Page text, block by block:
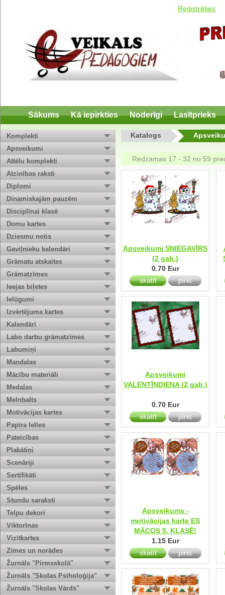
Reģistrēties
Sākums Kā iepirkties Noderīgi Lasītprieks
Komplekti
Apsveikumi
Attēlu komplekti
Atzinības raksti
Diplomi
Dinamiskajām pauzēm
Disciplīnai klasē
Domu kartes
Dziesmu notis
Gaviļnieku kalendāri
Grāmatu atskaites
Grāmatzīmes
Ieejas biļetes
Ielūgumi
Izvērtējuma kartes
Kalendāri
Labo darbu grāmatzīmes
Labumiņi
Mandalas
Mācību materiāli
Medaļas
Melnbalts
Motivācijas kartes
Papīra lelles
Pateicības
Plakātiņi
Scenāriji
Sertifikāti
Spēles
Stundu saraksti
Telpu dekori
Viktorīnas
Vizītkartes
Zīmes un norādes
Žurnāls "Pirmsskolā"
Žurnāls "Skolas Psiholoģija"
Žurnāls "Skolas Vārds"
Katalogs
Redzamas 17 - 32 no 59
Apsveikumi SNIEGAVĪRS
(2 gab.)
0.70 Eur
skatīt
pirkt
Apsveikumi
VALENTĪNDIENA (2 gab.)
0.70 Eur
skatīt
pirkt
Apsveikums -
motivācijas karte ES
MĀCOS 5. KLASĒ!
1.15 Eur
skatīt
pirkt